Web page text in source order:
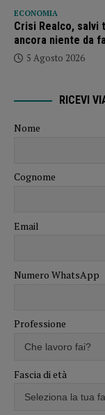
ECONOMIA
Crisi Realco, salvi
ancora niente da
5 Agosto 2026
RICEVI
Nome
Cognome
Email
Numero WhatsApp
Professione
Fascia di età